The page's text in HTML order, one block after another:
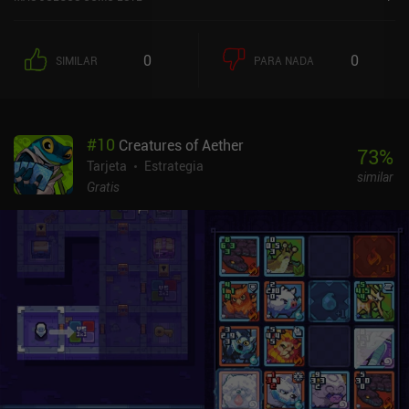
SIMILAR 0 PARA NADA 0
#10 Creatures of Aether
Tarjeta
Estrategia
Gratis
73%
similar